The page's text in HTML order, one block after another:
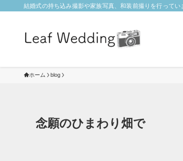
結婚式の持ち込み撮影や家族写真、和装前撮りを行って
ホーム blog
念願のひまわり畑で